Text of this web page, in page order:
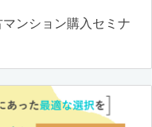
ンション購入セミナ